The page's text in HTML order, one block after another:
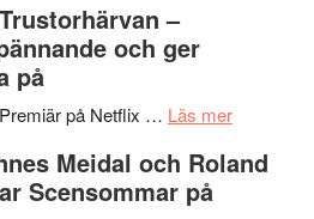
och
lättsam
2026
I
Delvis
–
och ger
på
på Netflix … Läs merom
Meidal och Roland
Scensommar på